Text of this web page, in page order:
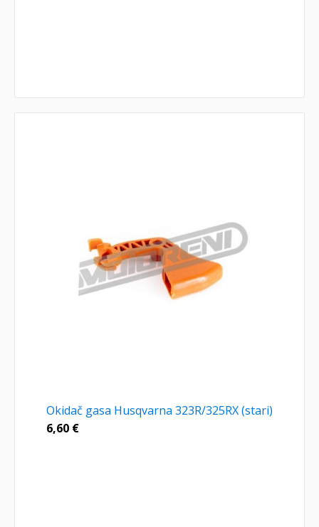
Okidač gasa Husqvarna 323R/325RX (stari)
6,60 €